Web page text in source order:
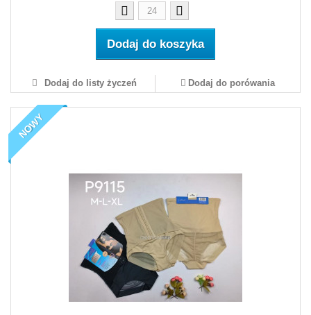
Dodaj do koszyka
Dodaj do listy życzeń Dodaj do porówania
NOWY